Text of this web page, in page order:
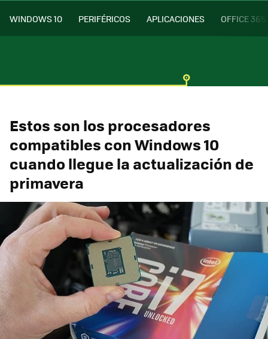
WINDOWS 10 PERIFÉRICOS APLICACIONES OFFICE 365
Estos son los procesadores
compatibles con Windows 10
cuando llegue la actualización de
primavera